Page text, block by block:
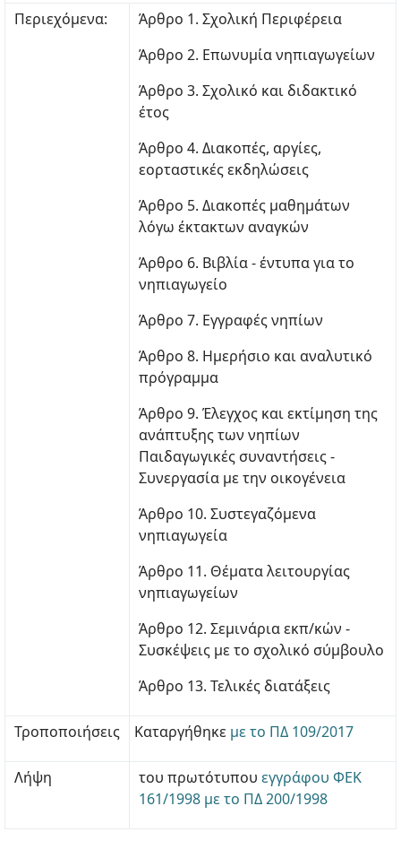
Περιεχόμενα:
Άρθρο 1. Σχολική Περιφέρεια
Άρθρο 2. Επωνυμία νηπιαγωγείων
Άρθρο 3. Σχολικό και διδακτικό
έτος
Άρθρο 4. Διακοπές, αργίες,
εορταστικές εκδηλώσεις
Άρθρο 5. Διακοπές μαθημάτων
λόγω έκτακτων αναγκών
Άρθρο 6. Βιβλία - έντυπα για το
νηπιαγωγείο
Άρθρο 7. Εγγραφές νηπίων
Άρθρο 8. Ημερήσιο και αναλυτικό
πρόγραμμα
Άρθρο 9. Έλεγχος και εκτίμηση της
ανάπτυξης των νηπίων
Παιδαγωγικές συναντήσεις -
Συνεργασία με την οικογένεια
Άρθρο 10. Συστεγαζόμενα
νηπιαγωγεία
Άρθρο 11. Θέματα λειτουργίας
νηπιαγωγείων
Άρθρο 12. Σεμινάρια εκπ/κών -
Συσκέψεις με το σχολικό σύμβουλο
Άρθρο 13. Τελικές διατάξεις
Τροποποιήσεις Καταργήθηκε με το ΠΔ 109/2017
Λήψη του πρωτότυπου εγγράφου ΦΕΚ
161/1998 με το ΠΔ 200/1998